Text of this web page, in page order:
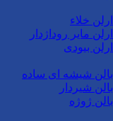
ارلن خلاء
ارلن مایر روداژدار
ارلن بیودی
بالن شیشه ای ساده
بالن شیردار
بالن ژوژه